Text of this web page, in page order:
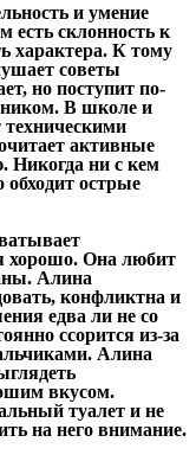
и умение
есть склонность к
характера. К тому
советы
но поступит по-
В школе и
техническими
активные
Никогда ни с кем
обходит острые
хорошо. Она любит
Алина
конфликтна и
едва ли не со
ссорится из-за
Алина
вкусом.
туалет и не
на него внимание.